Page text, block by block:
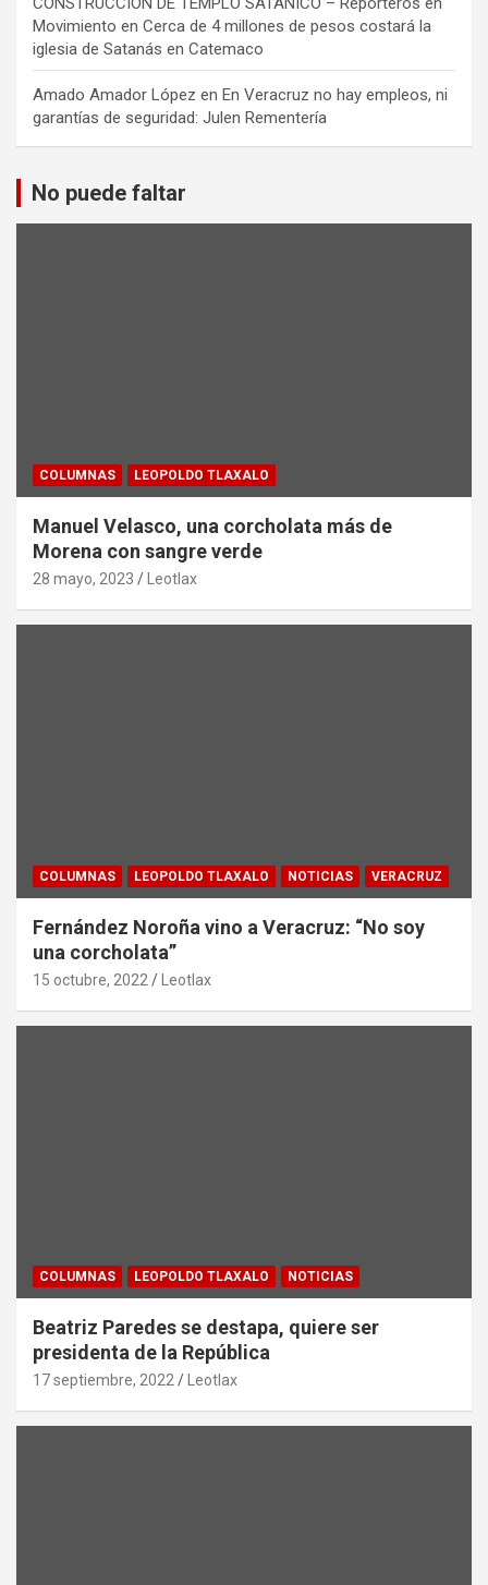
Movimiento en Cerca de 4 millones de pesos costará la
iglesia de Satanás en Catemaco
Amado Amador López en En Veracruz no hay empleos, ni
garantías de seguridad: Julen Rementería
No puede faltar
COLUMNAS LEOPOLDO TLAXALO
Manuel Velasco, una corcholata más de
Morena con sangre verde
28 mayo, 2023 Leotlax
COLUMNAS LEOPOLDO TLAXALO NOTICIAS VERACRUZ
Fernández Noroña vino a Veracruz: “No soy
una corcholata”
15 octubre, 2022 Leotlax
COLUMNAS LEOPOLDO TLAXALO NOTICIAS
Beatriz Paredes se destapa, quiere ser
presidenta de la República
17 septiembre, 2022 Leotlax